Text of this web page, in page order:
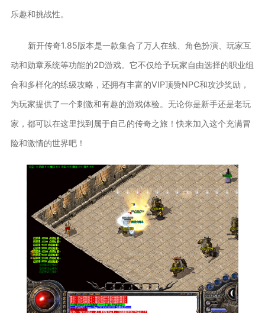
乐趣和挑战性。
新开传奇1.85版本是一款集合了万人在线、角色扮演、玩家互
动和勋章系统等功能的2D游戏。它不仅给予玩家自由选择的职业组
合和多样化的练级攻略，还拥有丰富的VIP顶赞NPC和攻沙奖励，
为玩家提供了一个刺激和有趣的游戏体验。无论你是新手还是老玩
家，都可以在这里找到属于自己的传奇之旅！快来加入这个充满冒
险和激情的世界吧！